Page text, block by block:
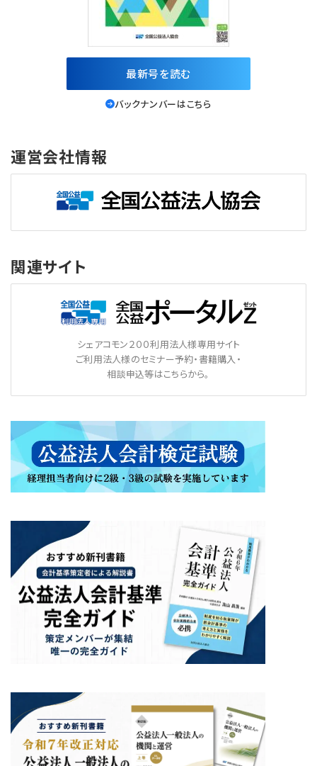
最新号を読む
バックナンバーはこちら
運営会社情報
関連サイト
シェアコモン２００利用法人様専用サイト
ご利用法人様のセミナー予約・書籍購入・
相談申込等はこちらから。